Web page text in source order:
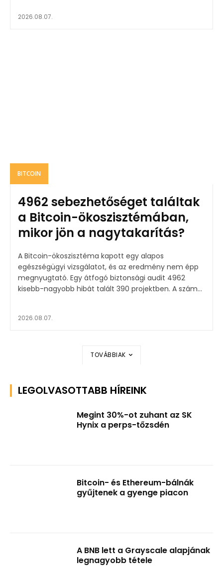
2026.08.07.
BITCOIN
4962 sebezhetőséget találtak
a Bitcoin-ökoszisztémában,
mikor jön a nagytakarítás?
A Bitcoin-ökoszisztéma kapott egy alapos
egészségügyi vizsgálatot, és az eredmény nem épp
megnyugtató. Egy átfogó biztonsági audit 4962
kisebb-nagyobb hibát talált 390 projektben. A szám...
2026.08.07.
TOVÁBBIAK
LEGOLVASOTTABB HÍREINK
Megint 30%-ot zuhant az SK
Hynix a perps-tőzsdén
Bitcoin- és Ethereum-bálnák
gyűjtenek a gyenge piacon
A BNB lett a Grayscale alapjának
legnagyobb tétele